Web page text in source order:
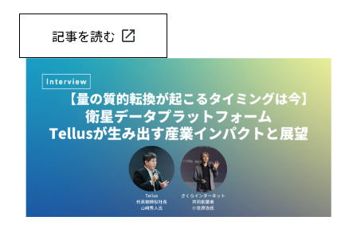
記事を読む